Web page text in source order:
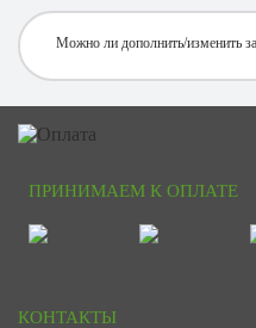
Можно ли дополнить/изменить
ПРИНИМАЕМ К ОПЛАТЕ
КОНТАКТЫ